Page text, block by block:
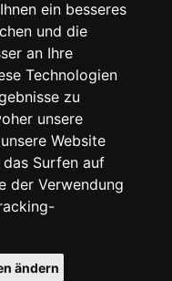
ein besseres
und die
an Ihre
Technologien
zu
unsere
Website
Surfen auf
der Verwendung
ändern